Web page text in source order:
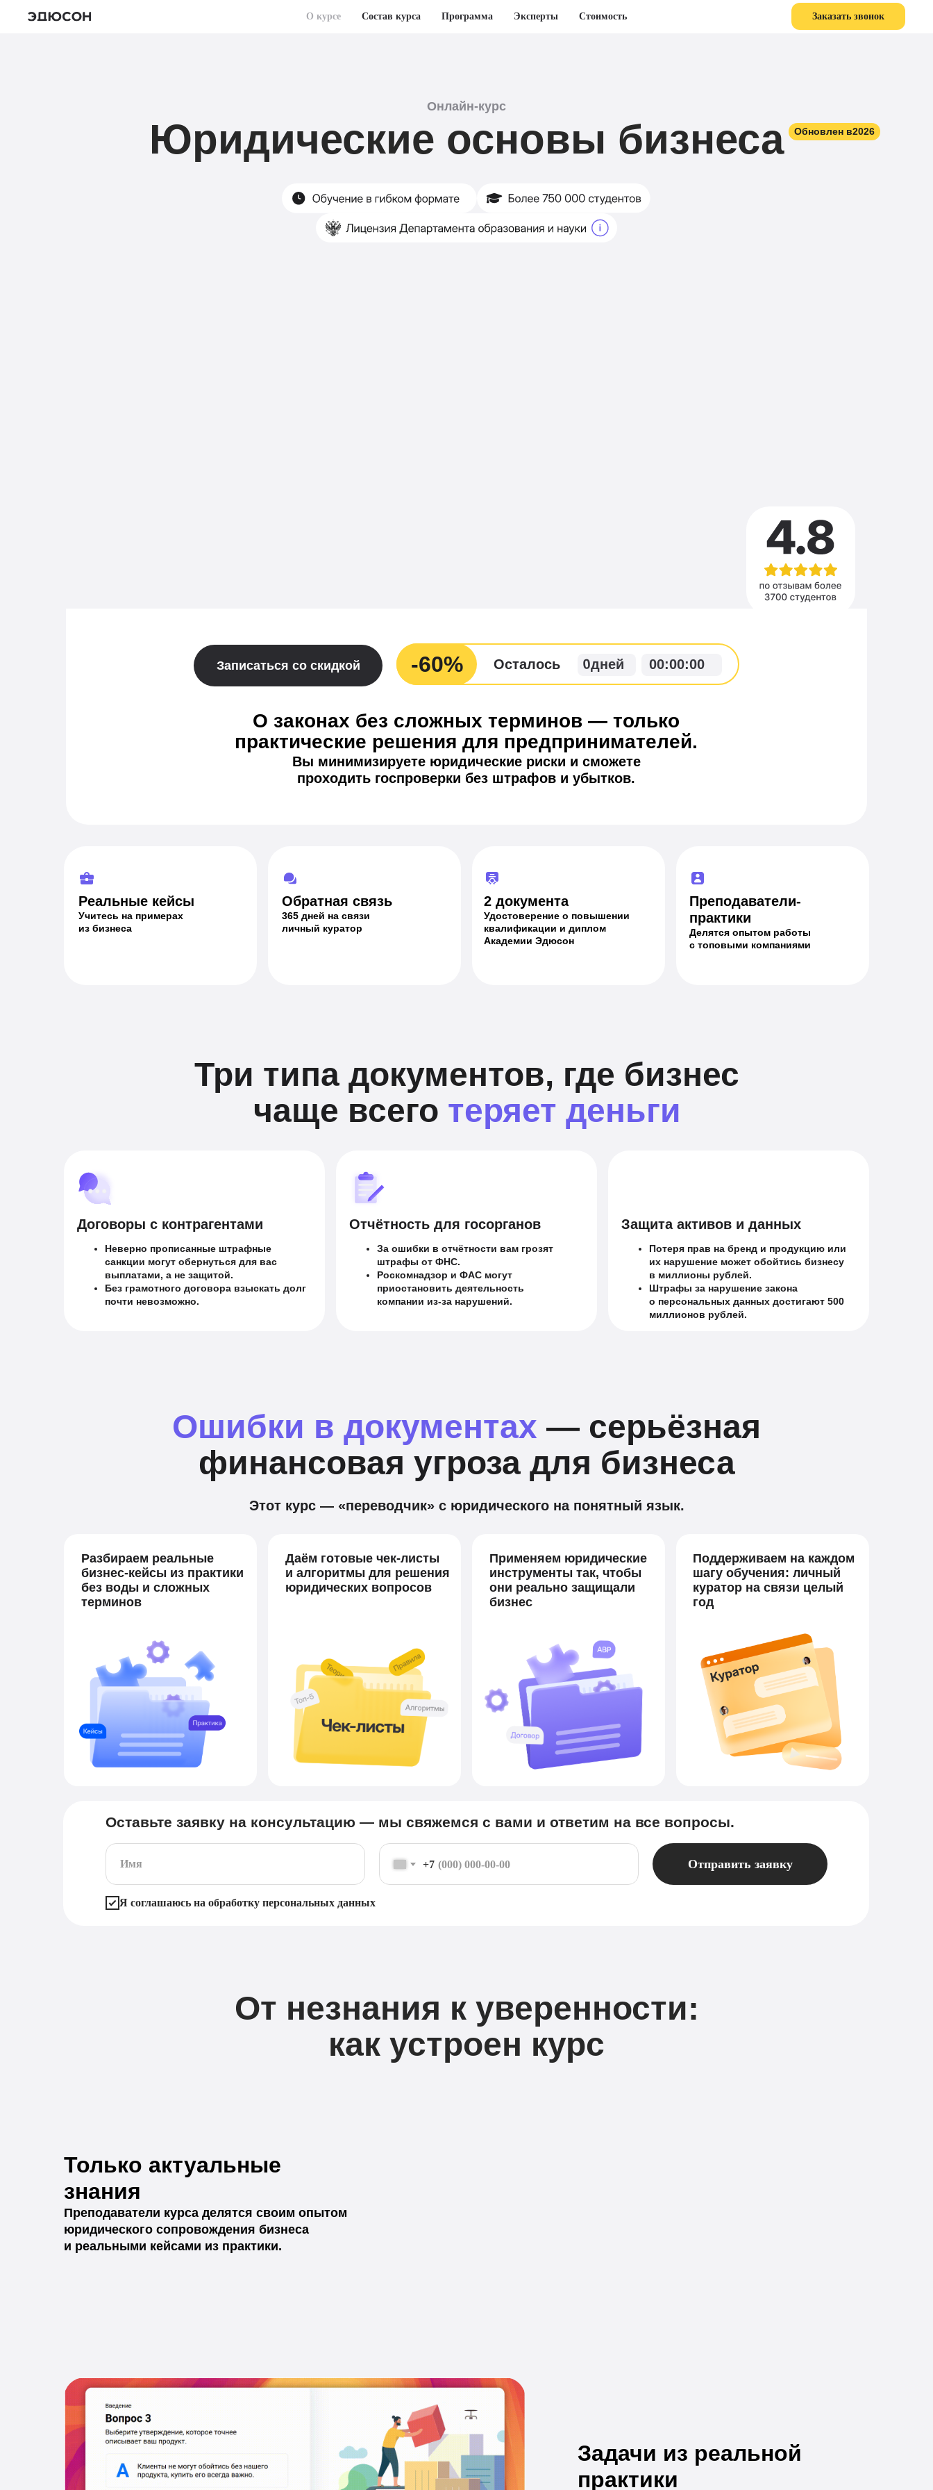
О курсе Состав курса Программа Эксперты Стоимость Заказать звонок
0дней 00:00:00
Осталось
-60%
О законах без сложных терминов — только
практические решения для предпринимателей.
Вы минимизируете юридические риски и сможете
проходить госпроверки без штрафов и убытков.
Записаться со скидкой
Юридические основы бизнеса
Онлайн-курс
Обновлен в2026
Обратная связь
365 дней на связи
личный куратор
Реальные кейсы
Учитесь на примерах
из бизнеса
Преподаватели-
практики
Делятся опытом работы
с топовыми компаниями
2 документа
Удостоверение о повышении
квалификации и диплом
Академии Эдюсон
Три типа документов, где бизнес
чаще всего теряет деньги
Договоры с контрагентами
Неверно прописанные штрафные
санкции могут обернуться для вас
выплатами, а не защитой.
Без грамотного договора взыскать долг
почти невозможно.
Отчётность для госорганов
За ошибки в отчётности вам грозят
штрафы от ФНС.
Роскомнадзор и ФАС могут
приостановить деятельность
компании из-за нарушений.
Защита активов и данных
Потеря прав на бренд и продукцию или
их нарушение может обойтись бизнесу
в миллионы рублей.
Штрафы за нарушение закона
о персональных данных достигают 500
миллионов рублей.
Ошибки в документах — серьёзная
финансовая угроза для бизнеса
Этот курс — «переводчик» с юридического на понятный язык.
Применяем юридические
инструменты так, чтобы
они реально защищали
бизнес
Поддерживаем на каждом
шагу обучения: личный
куратор на связи целый
год
Даём готовые чек-листы
и алгоритмы для решения
юридических вопросов
Разбираем реальные
бизнес-кейсы из практики
без воды и сложных
терминов
+7 Отправить заявку
Оставьте заявку на консультацию — мы свяжемся с вами и ответим на все вопросы.
Я соглашаюсь на обработку персональных данных
Только актуальные
знания
Преподаватели курса делятся своим опытом
юридического сопровождения бизнеса
и реальными кейсами из практики.
Задачи из реальной
практики
От незнания к уверенности:
как устроен курс